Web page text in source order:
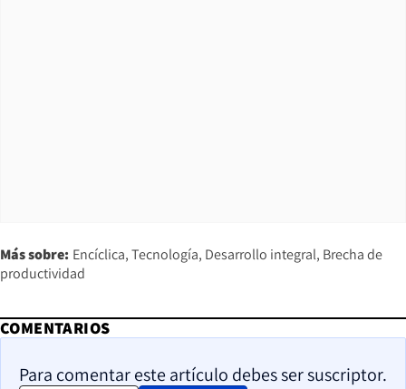
Más sobre: Encíclica Tecnología Desarrollo integral Brecha de
productividad
COMENTARIOS
Para comentar este artículo debes ser suscriptor.